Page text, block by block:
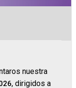
nuestra
, dirigidos a